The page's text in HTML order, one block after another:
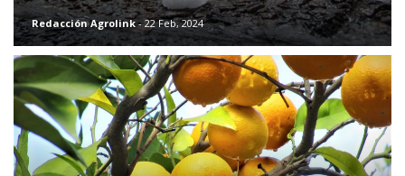
Redacción Agrolink - 22 Feb, 2024